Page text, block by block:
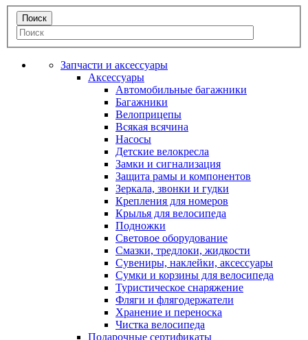
Запчасти и аксессуары
Аксессуары
Автомобильные багажники
Багажники
Велоприцепы
Всякая всячина
Насосы
Детские велокресла
Замки и сигнализация
Защита рамы и компонентов
Зеркала, звонки и гудки
Крепления для номеров
Крылья для велосипеда
Подножки
Световое оборудование
Смазки, тредлоки, жидкости
Сувениры, наклейки, аксессуары
Сумки и корзины для велосипеда
Туристическое снаряжение
Фляги и флягодержатели
Хранение и переноска
Чистка велосипеда
Подарочные сертификаты